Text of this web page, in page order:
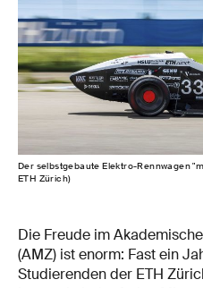
Der selbstgebaute Elektro-Rennwagen
ETH Zürich)
Die Freude im
(AMZ) ist enorm: Fast ein
Studierenden der ETH